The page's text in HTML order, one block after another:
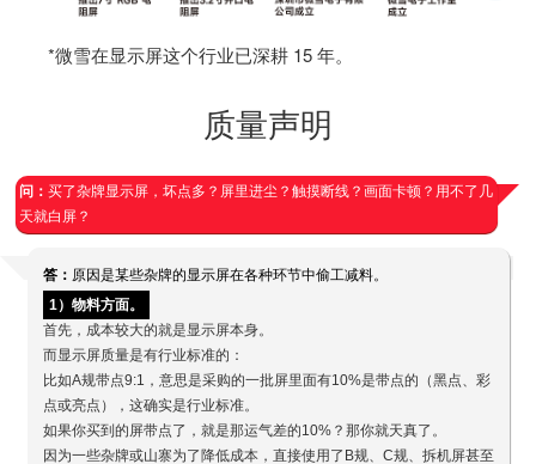
*微雪在显示屏这个行业已深耕 15 年。
质量声明
问： 买了杂牌显示屏，坏点多？屏里进尘？触摸断线？画面卡顿？用不了几
天就白屏？
答： 原因是某些杂牌的显示屏在各种环节中偷工减料。
1）物料方面。
首先，成本较大的就是显示屏本身。
而显示屏质量是有行业标准的：
比如A规带点9:1，意思是采购的一批屏里面有10%是带点的（黑点、彩
点或亮点），这确实是行业标准。
如果你买到的屏带点了，就是那运气差的10%？那你就天真了。
因为一些杂牌或山寨为了降低成本，直接使用了B规、C规、拆机屏甚至